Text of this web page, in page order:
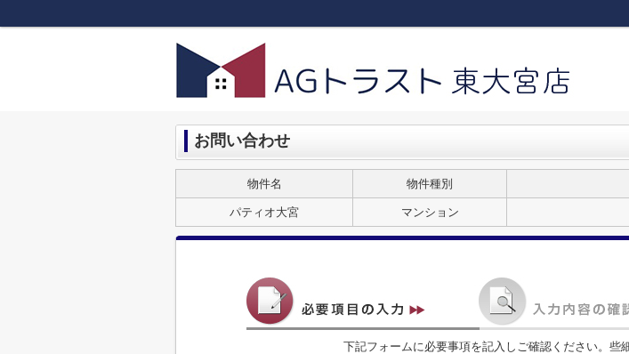
お問い合わせ
物件名 物件種別
パティオ大宮 マンション
下記フォームに必要事項を記入しご確認ください。些